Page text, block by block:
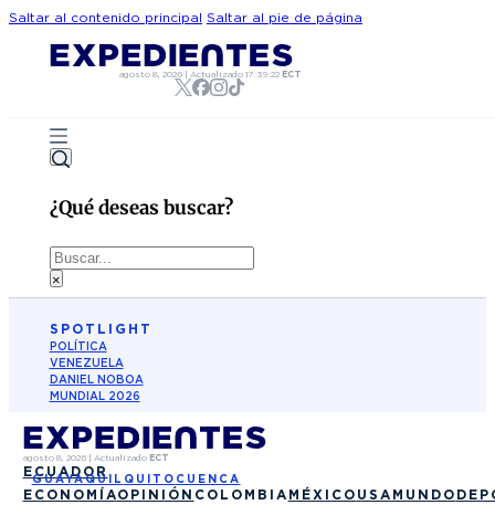
Saltar al contenido principal Saltar al pie de página
agosto 8, 2026| Actualizado 17:39:22 ECT
¿Qué deseas buscar?
Buscar
×
SPOTLIGHT
POLÍTICA
VENEZUELA
DANIEL NOBOA
MUNDIAL 2026
agosto 8, 2026| Actualizado ECT
ECUADOR
GUAYAQUIL QUITO CUENCA
ECONOMÍAOPINIÓN COLOMBIA MÉXICO USA MUNDO